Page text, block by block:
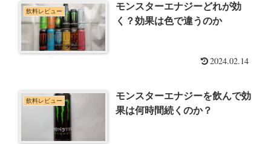
飲料レビュー
モンスターエナジーどれが効
く？効果は色で違うのか
2024.02.14
飲料レビュー
モンスターエナジーを飲んで効
果は何時間続くのか？